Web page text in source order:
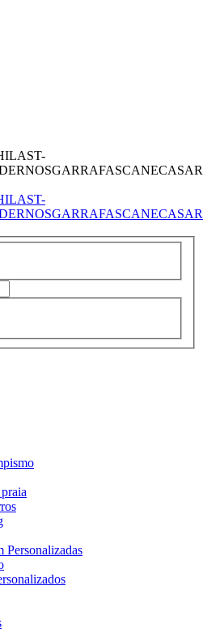
T-
GARRAFASCANECASAR
T-
GARRAFASCANECASAR
Personalizadas